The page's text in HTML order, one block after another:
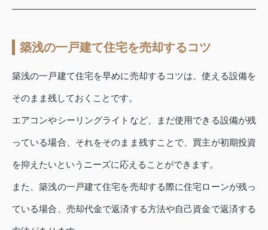
築浅の一戸建て住宅を売却するコツ
築浅の一戸建て住宅を早めに売却するコツは、使える設備を
そのまま残しておくことです。
エアコンやシーリングライトなど、まだ使用できる設備が残
っている場合、それをそのまま残すことで、買主が初期投資
を抑えたいというニーズに応えることができます。
また、築浅の一戸建て住宅を売却する際に住宅ローンが残っ
ている場合、売却代金で返済する方法や自己資金で返済する